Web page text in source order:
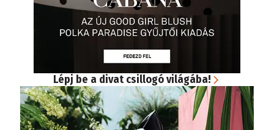
Lépj be a divat csillogó világába!